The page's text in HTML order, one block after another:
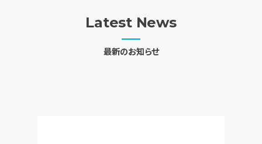
Latest News
最新のお知らせ